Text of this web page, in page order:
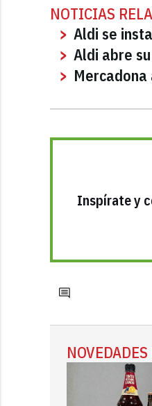
NOTICIAS
Aldi se
Aldi abre
Inspírate y